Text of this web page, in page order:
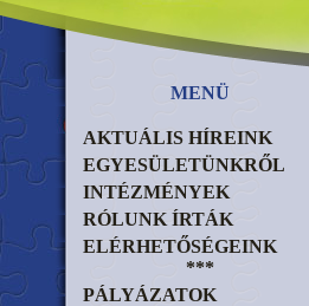
MENÜ
AKTUÁLIS HÍREINK
EGYESÜLETÜNKRŐL
INTÉZMÉNYEK
RÓLUNK ÍRTÁK
ELÉRHETŐSÉGEINK
***
PÁLYÁZATOK